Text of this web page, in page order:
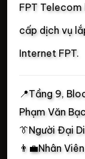
FPT
cấp dịch vụ
Internet FPT.
📍Tầng 9,
Phạm Văn
👔Người Đại
👨‍💼Nhân